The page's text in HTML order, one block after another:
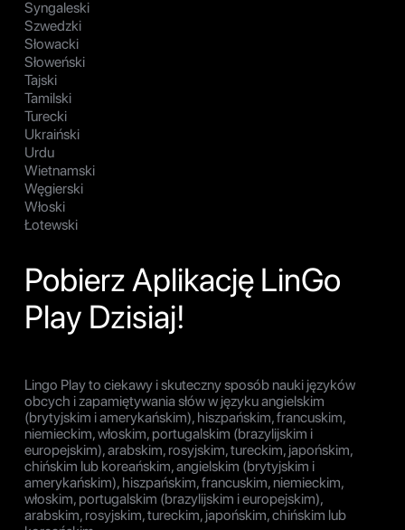
Syngaleski
Szwedzki
Słowacki
Słoweński
Tajski
Tamilski
Turecki
Ukraiński
Urdu
Wietnamski
Węgierski
Włoski
Łotewski
Pobierz Aplikację LinGo
Play Dzisiaj!
Lingo Play to ciekawy i skuteczny sposób nauki języków
obcych i zapamiętywania słów w języku angielskim
(brytyjskim i amerykańskim), hiszpańskim, francuskim,
niemieckim, włoskim, portugalskim (brazylijskim i
europejskim), arabskim, rosyjskim, tureckim, japońskim,
chińskim lub koreańskim, angielskim (brytyjskim i
amerykańskim), hiszpańskim, francuskim, niemieckim,
włoskim, portugalskim (brazylijskim i europejskim),
arabskim, rosyjskim, tureckim, japońskim, chińskim lub